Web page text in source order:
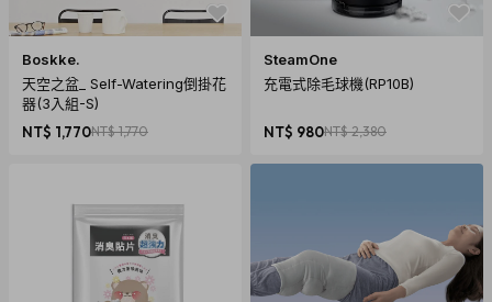
Boskke.
天空之盆_ Self-Watering倒掛花
器(3入組-S)
NT$ 1,770NT$ 1,770
SteamOne
充電式除毛球機(RP10B)
NT$ 980NT$ 2,380